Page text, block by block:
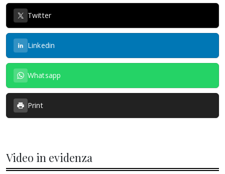
Twitter
Linkedin
Whatsapp
Print
Video in evidenza